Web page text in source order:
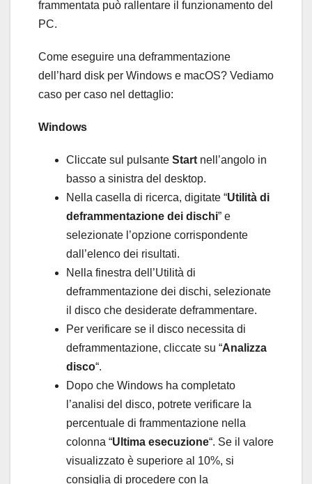
frammentata può rallentare il funzionamento del
PC.
Come eseguire una deframmentazione
dell’hard disk per Windows e macOS? Vediamo
caso per caso nel dettaglio:
Windows
Cliccate sul pulsante Start nell’angolo in
basso a sinistra del desktop.
Nella casella di ricerca, digitate “Utilità di
deframmentazione dei dischi” e
selezionate l’opzione corrispondente
dall’elenco dei risultati.
Nella finestra dell’Utilità di
deframmentazione dei dischi, selezionate
il disco che desiderate deframmentare.
Per verificare se il disco necessita di
deframmentazione, cliccate su “Analizza
disco“.
Dopo che Windows ha completato
l’analisi del disco, potrete verificare la
percentuale di frammentazione nella
colonna “Ultima esecuzione“. Se il valore
visualizzato è superiore al 10%, si
consiglia di procedere con la